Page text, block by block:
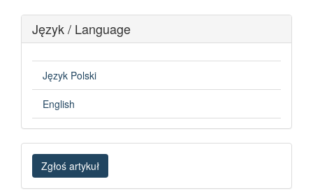
Język / Language
Język Polski
English
Zgłoś
artykuł
Zgłoś artykuł